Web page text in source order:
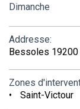
Dimanche
Addresse:
Bessoles
Zones
Saint-Victour